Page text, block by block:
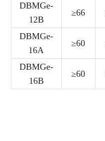
DBMGe-
12B
≥66
DBMGe-
16A
≥60
DBMGe-
16B
≥60